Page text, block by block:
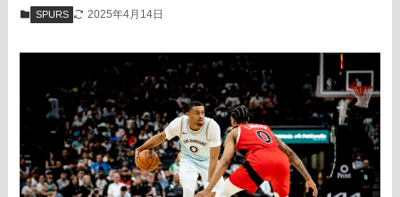
SPURS 2025年4月14日